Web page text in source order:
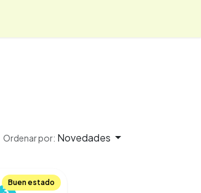
Ordenar por: Novedades
Buen estado